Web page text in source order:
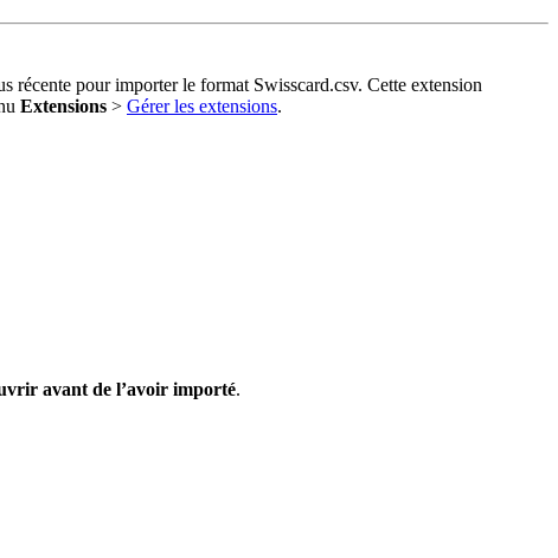
récente pour importer le format Swisscard.csv. Cette extension
Extensions > Gérer les extensions.
avant de l’avoir importé.